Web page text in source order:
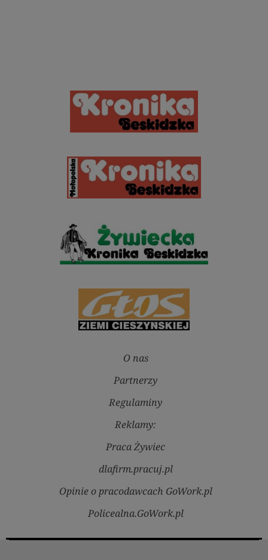
O nas
Partnerzy
Regulaminy
Reklamy:
Praca Żywiec
dlafirm.pracuj.pl
Opinie o pracodawcach GoWork.pl
Policealna.GoWork.pl